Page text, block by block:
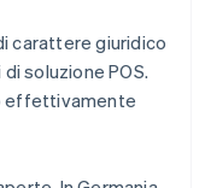
carattere giuridico
soluzione POS.
effettivamente